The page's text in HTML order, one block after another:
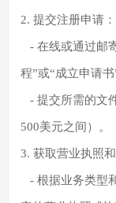
2. 提交注册申请：
- 在线或通过邮
程”或“成立申请书
- 提交所需的文
500美元之间）。
3. 获取营业执照和
- 根据业务类型